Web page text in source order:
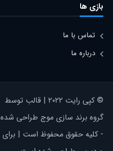
بازی ها
تماس با ما
درباره ما
© کپی رایت ۲۰۲۲ | قالب توسط
گروه برند سازی موج طراحی شده
- کلیه حقوق محفوظ است | برای